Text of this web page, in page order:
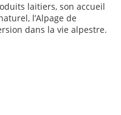
laitiers, son accueil
l’Alpage de
dans la vie alpestre.